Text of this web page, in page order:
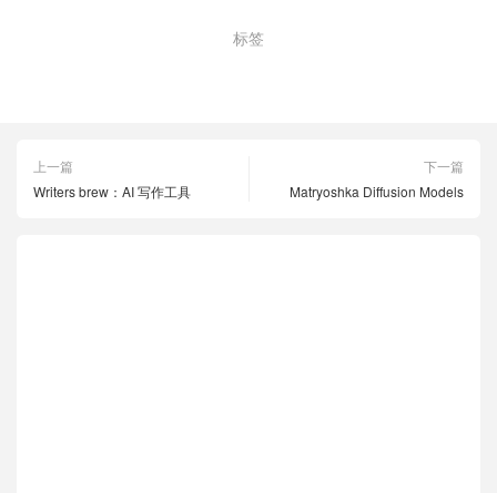
标签
上一篇
Writers brew：AI 写作工具
下一篇
Matryoshka Diffusion Models